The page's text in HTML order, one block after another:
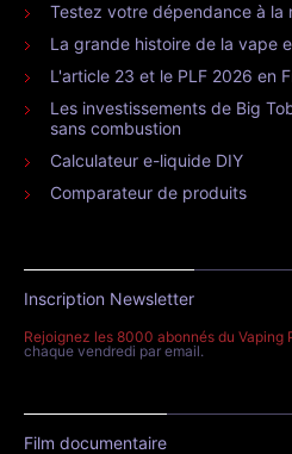
Testez votre dépendance à la
La grande histoire de la vape
L'article 23 et le PLF 2026 en
Les investissements de Big
sans combustion
Calculateur e-liquide DIY
Comparateur de produits
Inscription Newsletter
Rejoignez les 8000 abonnés du Vaping
chaque vendredi par email.
Film documentaire